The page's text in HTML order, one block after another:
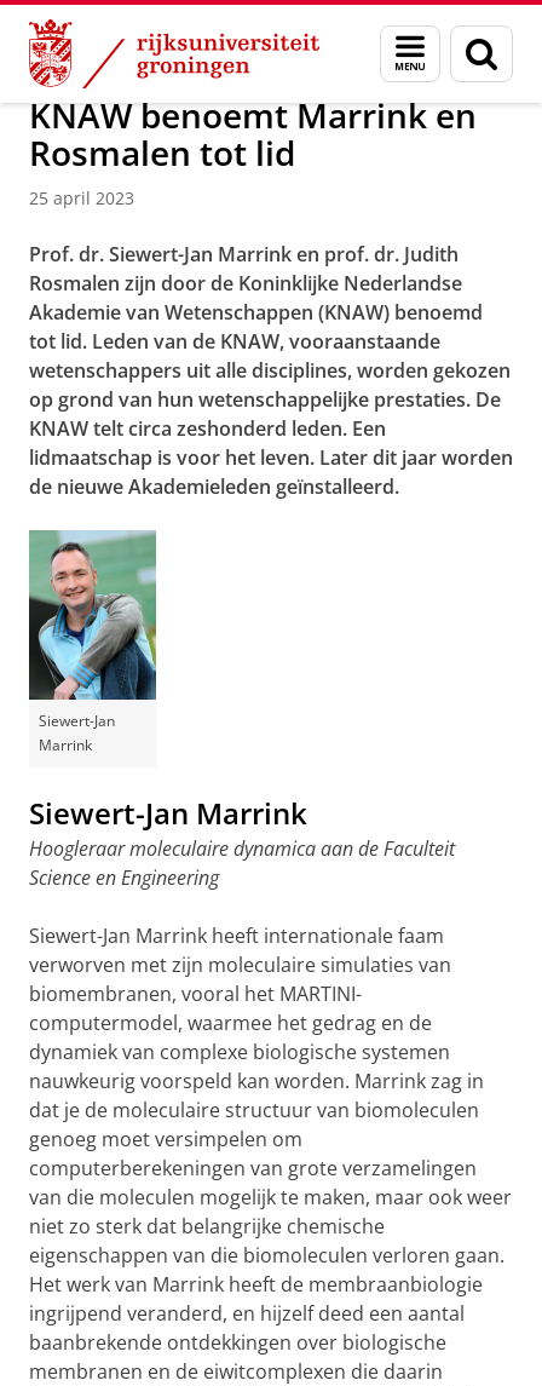
Skip
Content
Skip
Navigation
Menu
en
zoeken
Over ons Actueel Nieuws
KNAW benoemt Marrink en
Rosmalen tot lid
25 april 2023
Prof. dr. Siewert-Jan Marrink en prof. dr. Judith
Rosmalen zijn door de Koninklijke Nederlandse
Akademie van Wetenschappen (KNAW) benoemd
tot lid. Leden van de KNAW, vooraanstaande
wetenschappers uit alle disciplines, worden gekozen
op grond van hun wetenschappelijke prestaties. De
KNAW telt circa zeshonderd leden. Een
lidmaatschap is voor het leven. Later dit jaar worden
de nieuwe Akademieleden geïnstalleerd.
Siewert-Jan
Marrink
Siewert-Jan Marrink
Hoogleraar moleculaire dynamica aan de Faculteit
Science en Engineering
Siewert-Jan Marrink heeft internationale faam
verworven met zijn moleculaire simulaties van
biomembranen, vooral het MARTINI-
computermodel, waarmee het gedrag en de
dynamiek van complexe biologische systemen
nauwkeurig voorspeld kan worden. Marrink zag in
dat je de moleculaire structuur van biomoleculen
genoeg moet versimpelen om
computerberekeningen van grote verzamelingen
van die moleculen mogelijk te maken, maar ook weer
niet zo sterk dat belangrijke chemische
eigenschappen van die biomoleculen verloren gaan.
Het werk van Marrink heeft de membraanbiologie
ingrijpend veranderd, en hijzelf deed een aantal
baanbrekende ontdekkingen over biologische
membranen en de eiwitcomplexen die daarin